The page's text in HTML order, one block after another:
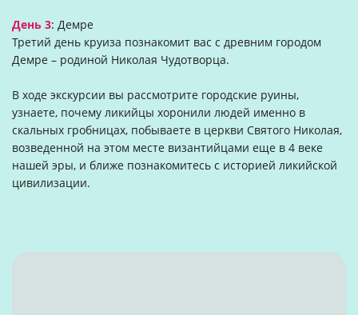
День 3: Демре
Третий день круиза познакомит вас с древним городом
Демре – родиной Николая Чудотворца.
В ходе экскурсии вы рассмотрите городские руины,
узнаете, почему ликийцы хоронили людей именно в
скальных гробницах, побываете в церкви Святого Николая,
возведенной на этом месте византийцами еще в 4 веке
нашей эры, и ближе познакомитесь с историей ликийской
цивилизации.